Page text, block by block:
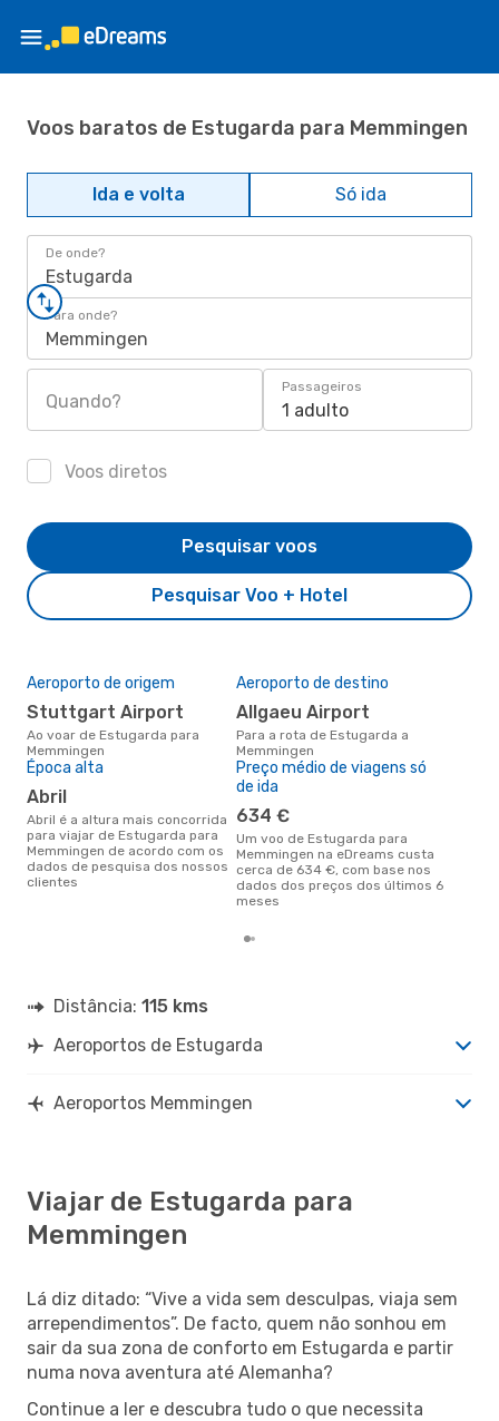
Voos baratos de Estugarda para Memmingen
Ida e volta Só ida
De onde?
Estugarda
Para onde?
Memmingen
Quando?
Passageiros
1 adulto
Voos diretos
Pesquisar Voo + Hotel
Pesquisar voos
Aeroporto de origem
Stuttgart Airport
Ao voar de Estugarda para
Memmingen
Aeroporto de destino
Allgaeu Airport
Para a rota de Estugarda a
Memmingen
Época alta
abril
abril é a altura mais concorrida
para viajar de Estugarda para
Memmingen de acordo com os
dados de pesquisa dos nossos
clientes
Preço médio de viagens só
de ida
634 €
Um voo de Estugarda para
Memmingen na eDreams custa
cerca de 634 €, com base nos
dados dos preços dos últimos 6
meses
Distância: 115 kms
Aeroportos de Estugarda
Aeroportos Memmingen
Viajar de Estugarda para
Memmingen
Lá diz ditado: “Vive a vida sem desculpas, viaja sem
arrependimentos”. De facto, quem não sonhou em
sair da sua zona de conforto em Estugarda e partir
numa nova aventura até Alemanha?
Continue a ler e descubra tudo o que necessita